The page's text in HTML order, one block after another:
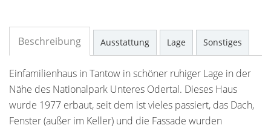
Beschreibung Ausstattung Lage Sonstiges
Einfamilienhaus in Tantow in schöner ruhiger Lage in der
Nähe des Nationalpark Unteres Odertal. Dieses Haus
wurde 1977 erbaut, seit dem ist vieles passiert, das Dach,
Fenster (außer im Keller) und die Fassade wurden